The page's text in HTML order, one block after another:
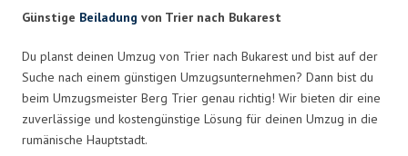
Günstige Beiladung von Trier nach Bukarest
Du planst deinen Umzug von Trier nach Bukarest und bist auf der
Suche nach einem günstigen Umzugsunternehmen? Dann bist du
beim Umzugsmeister Berg Trier genau richtig! Wir bieten dir eine
zuverlässige und kostengünstige Lösung für deinen Umzug in die
rumänische Hauptstadt.